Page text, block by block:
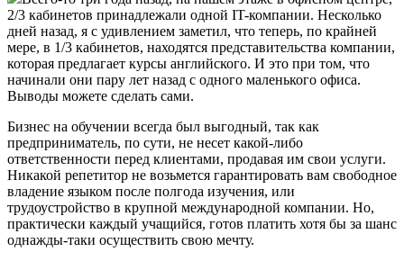
2/3 кабинетов принадлежали одной IT-компании. Несколько
дней назад, я с удивлением заметил, что теперь, по крайней
мере, в 1/3 кабинетов, находятся представительства компании,
которая предлагает курсы английского. И это при том, что
начинали они пару лет назад с одного маленького офиса.
Выводы можете сделать сами.
Бизнес на обучении всегда был выгодный, так как
предприниматель, по сути, не несет какой-либо
ответственности перед клиентами, продавая им свои услуги.
Никакой репетитор не возьмется гарантировать вам свободное
владение языком после полгода изучения, или
трудоустройство в крупной международной компании. Но,
практически каждый учащийся, готов платить хотя бы за шанс
однажды-таки осуществить свою мечту.